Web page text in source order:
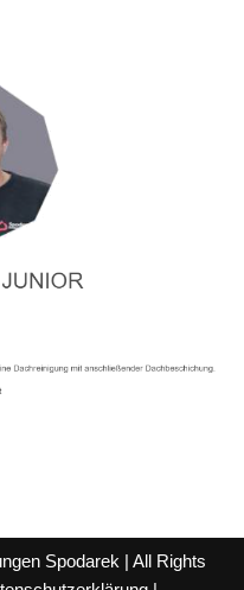
Spodarek | All Rights